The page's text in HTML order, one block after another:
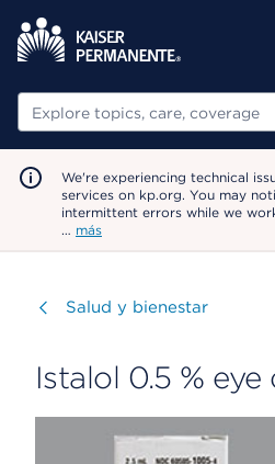
Buscar
We're experiencing technical
services on kp.org. You may
intermittent errors while we
… más
Visitar
Salud y bienestar
Istalol 0.5 % eye